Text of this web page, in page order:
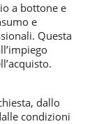
a bottone e
e
Questa
dallo
condizioni